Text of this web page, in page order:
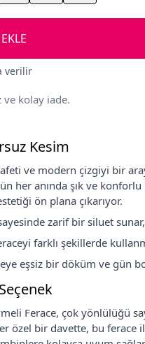
verilir
ve kolay iade.
Kesim
ve modern çizgiyi bir
her anında şık ve
ön plana çıkarıyor.
zarif bir siluet
farklı şekillerde
eşsiz bir döküm ve gün
Ferace, çok yönlülüğü
özel bir davette, bu ferace